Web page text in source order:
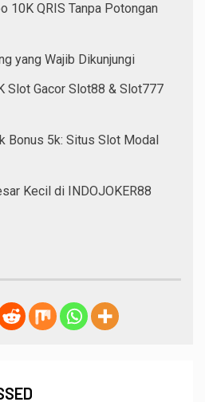
10K QRIS Tanpa Potongan
yang Wajib Dikunjungi
Slot Gacor Slot88 & Slot777
Bonus 5k: Situs Slot Modal
Kecil di INDOJOKER88